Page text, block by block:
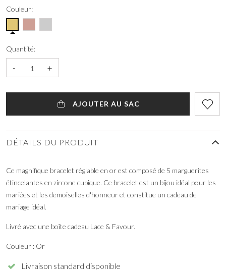
Couleur:
Quantité:
- +
AJOUTER AU SAC
DÉTAILS DU PRODUIT
Ce magnifique bracelet réglable en or est composé de 5 marguerites
étincelantes en zircone cubique. Ce bracelet est un bijou idéal pour les
mariées et les demoiselles d'honneur et constitue un cadeau de
mariage idéal.
Livré avec une boîte cadeau Lace & Favour.
Couleur : Or
Livraison standard disponible